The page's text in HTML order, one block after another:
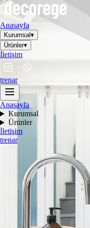
Anasayfa
Kurumsal▾
Ürünler▾
İletişim
trenar
Anasayfa
Kurumsal
Ürünler
İletişim
trenar